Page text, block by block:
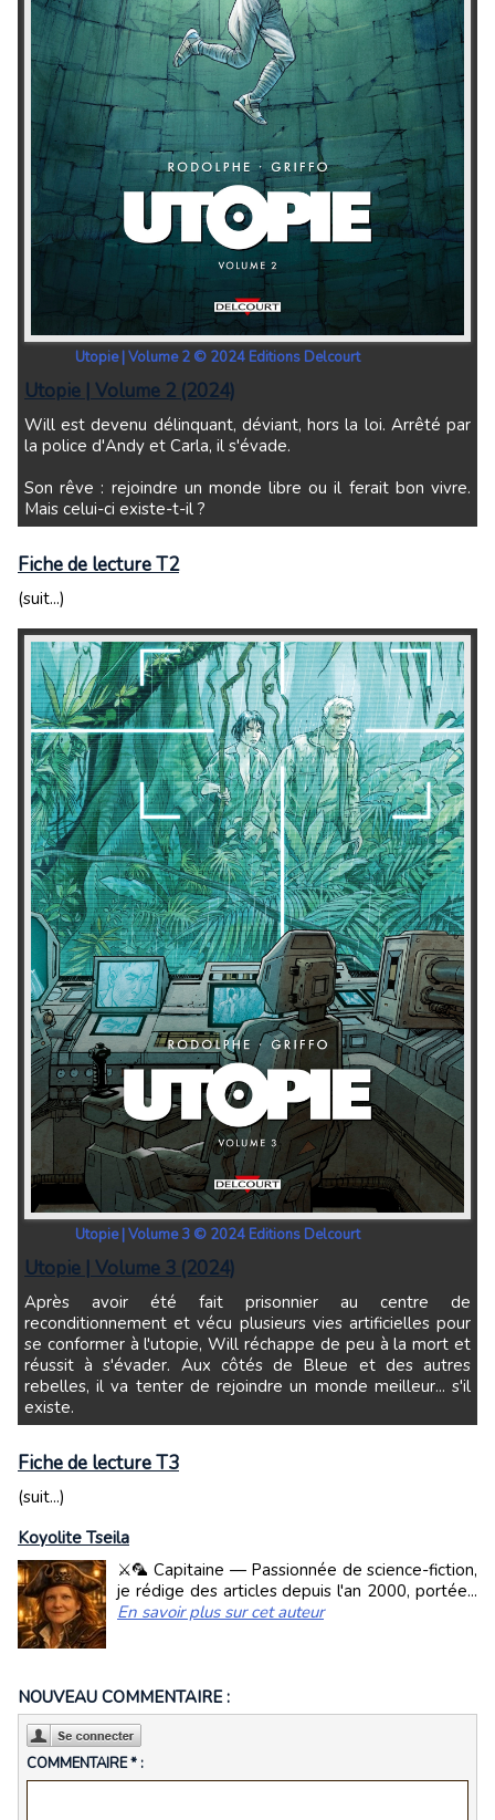
Utopie | Volume 2 © 2024 Editions Delcourt
Utopie | Volume 2 (2024)
Will est devenu délinquant, déviant, hors la loi. Arrêté par
la police d'Andy et Carla, il s'évade.
Son rêve : rejoindre un monde libre ou il ferait bon vivre.
Mais celui-ci existe-t-il ?
Fiche de lecture T2
(suit...)
Utopie | Volume 3 © 2024 Editions Delcourt
Utopie | Volume 3 (2024)
Après avoir été fait prisonnier au centre de
reconditionnement et vécu plusieurs vies artificielles pour
se conformer à l'utopie, Will réchappe de peu à la mort et
réussit à s'évader. Aux côtés de Bleue et des autres
rebelles, il va tenter de rejoindre un monde meilleur... s'il
existe.
Fiche de lecture T3
(suit...)
Koyolite Tseila
⚔️🦜 Capitaine — Passionnée de science-fiction,
je rédige des articles depuis l'an 2000, portée...
En savoir plus sur cet auteur
NOUVEAU COMMENTAIRE :
COMMENTAIRE * :